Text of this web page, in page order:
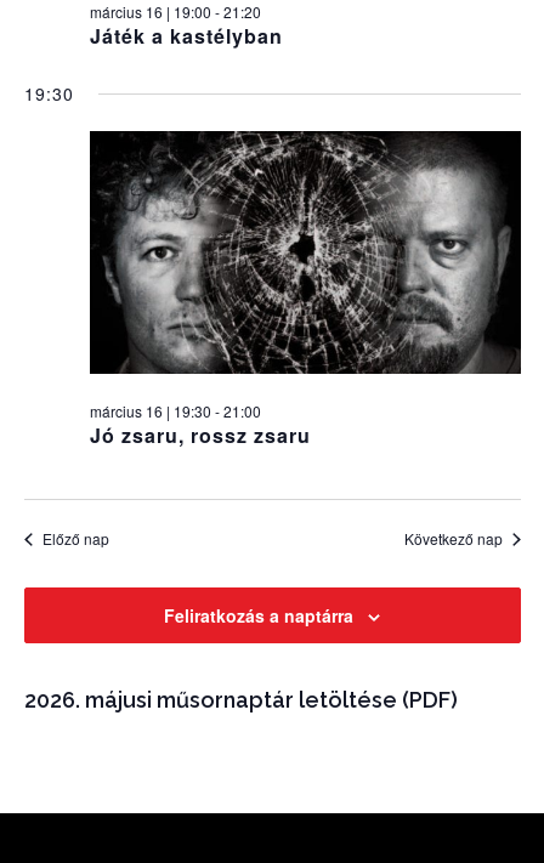
Játék a kastélyban
március 16 | 19:00 -21:20
19:30
Jó zsaru, rossz zsaru
március 16 | 19:30 -21:00
Előző nap Következő nap
Feliratkozás a naptárra
2026. májusi műsornaptár letöltése (PDF)